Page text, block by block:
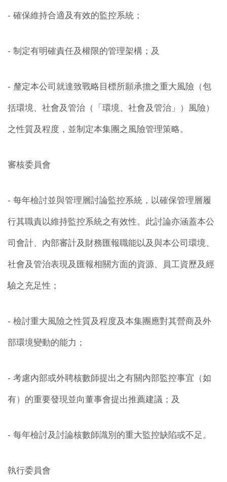
- 確保維持合適及有效的監控系統；
- 制定有明確責任及權限的管理架構；及
- 釐定本公司就達致戰略目標所願承擔之重大風險（包
括環境、社會及管治（「環境、社會及管治」）風險）
之性質及程度，並制定本集團之風險管理策略。
審核委員會
- 每年檢討並與管理層討論監控系統，以確保管理層履
行其職責以維持監控系統之有效性。此討論亦涵蓋本公
司會計、內部審計及財務匯報職能以及與本公司環境、
社會及管治表現及匯報相關方面的資源、員工資歷及經
驗之充足性；
- 檢討重大風險之性質及程度及本集團應對其營商及外
部環境變動的能力；
- 考慮內部或外聘核數師提出之有關內部監控事宜（如
有）的重要發現並向董事會提出推薦建議；及
- 每年檢討及討論核數師識別的重大監控缺陷或不足。
執行委員會